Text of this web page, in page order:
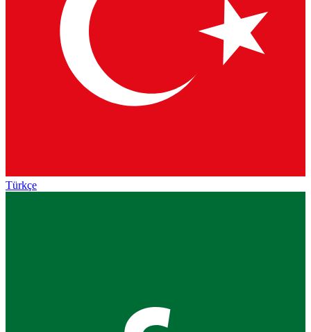
Türkçe